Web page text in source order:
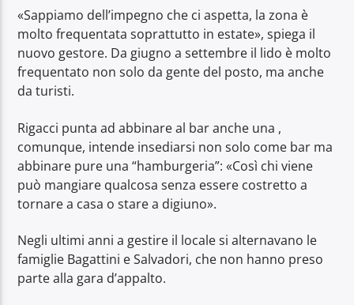
«Sappiamo dell’impegno che ci aspetta, la zona è
molto frequentata soprattutto in estate», spiega il
nuovo gestore. Da giugno a settembre il lido è molto
frequentato non solo da gente del posto, ma anche
da turisti.
Rigacci punta ad abbinare al bar anche una ,
comunque, intende insediarsi non solo come bar ma
abbinare pure una “hamburgeria”: «Così chi viene
può mangiare qualcosa senza essere costretto a
tornare a casa o stare a digiuno».
Negli ultimi anni a gestire il locale si alternavano le
famiglie Bagattini e Salvadori, che non hanno preso
parte alla gara d’appalto.